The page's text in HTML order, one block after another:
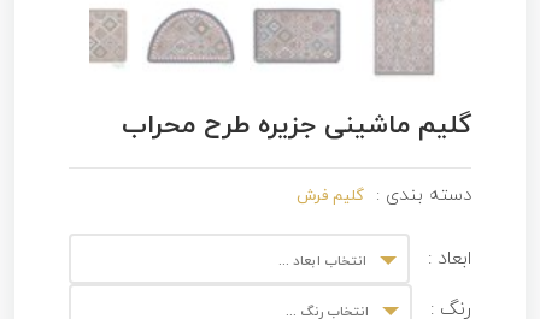
گلیم ماشینی جزیره طرح محراب
دسته بندی : گلیم فرش
ابعاد : انتخاب ابعاد ...
رنگ : انتخاب رنگ ...